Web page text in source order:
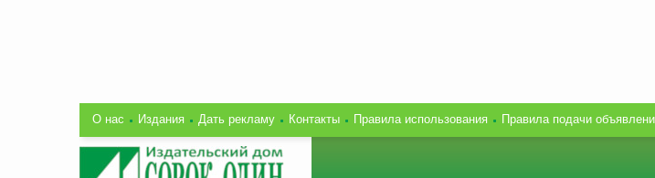
О нас Издания Дать рекламу Контакты Правила использования Правила подачи